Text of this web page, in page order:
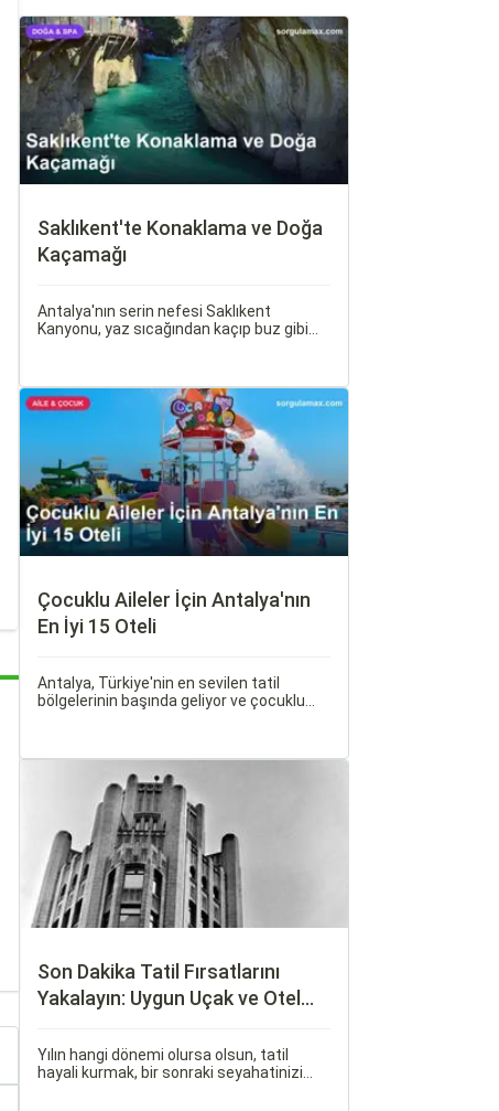
Saklıkent'te Konaklama ve Doğa
Kaçamağı
Antalya'nın serin nefesi Saklıkent
Kanyonu, yaz sıcağından kaçıp buz gibi
kaya duvarları arasından akan dağ suyu,
gölgeli yürüyüş patikaları ve adrenalin
dolu aktiviteleriyle tam bir doğa kaçamağı
Çocuklu Aileler İçin Antalya'nın
En İyi 15 Oteli
Antalya, Türkiye'nin en sevilen tatil
bölgelerinin başında geliyor ve çocuklu
geçirmenizi sağlayacak en iyi antalya
çocuklu aile oteli seçeneklerini bir araya
Son Dakika Tatil Fırsatlarını
Yakalayın: Uygun Uçak ve Otel
Yılın hangi dönemi olursa olsun, tatil
hayali kurmak, bir sonraki seyahatinizi